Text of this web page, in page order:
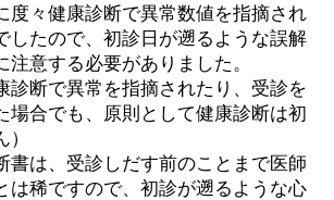
度々健康診断で異常数値を指摘され
したので、初診日が遡るような誤解
注意する必要がありました。
診断で異常を指摘されたり、受診を
場合でも、原則として健康診断は初
書は、受診しだす前のことまで医師
は稀ですので、初診が遡るような心